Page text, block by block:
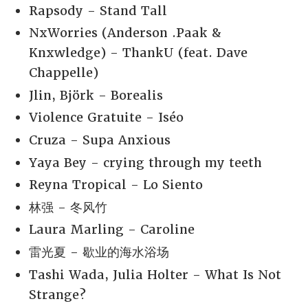
Rapsody - Stand Tall
NxWorries (Anderson .Paak &
Knxwledge) - ThankU (feat. Dave
Chappelle)
Jlin, Björk - Borealis
Violence Gratuite - Iséo
Cruza - Supa Anxious
Yaya Bey - crying through my teeth
Reyna Tropical - Lo Siento
林强 - 冬风竹
Laura Marling - Caroline
雷光夏 - 歇业的海水浴场
Tashi Wada, Julia Holter - What Is Not
Strange?